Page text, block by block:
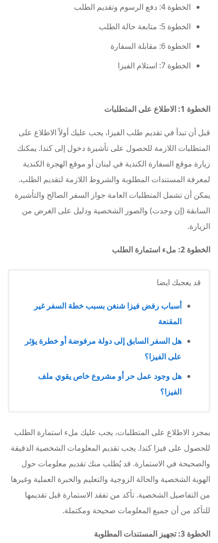
الخطوة 4: دفع الرسوم وتقديم الطلب
الخطوة 5: متابعة حالة الطلب
الخطوة 6: مقابلة السفارة
الخطوة 7: استلام الفيزا
الخطوة 1: الاطلاع على المتطلبات
قبل أن تبدأ في تقديم طلب الفيزا، يجب عليك أولاً الاطلاع على
المتطلبات اللازمة للحصول على تأشيرة دخول إلى كندا. يمكنك
زيارة موقع السفارة الكندية في لبنان أو موقع الهجرة الكندية
لمعرفة المستندات المطلوبة والشروط اللازمة لتقديم الطلب.
يمكن أن تشمل المتطلبات العامة جواز السفر الصالح والتأشيرة
السابقة (إن وجدت) والصور الشخصية ودليل على الغرض من
الزيارة.
الخطوة 2: ملء استمارة الطلب
قد يعجبك ايضا
أسباب رفض فيزا شنغن بسبب خطة السفر غير
المقنعة
هل السفر السابق إلى دولة مرفوضة أو خطرة يؤثر
على الفيزا؟
هل وجود عمل حر أو مشروع خاص يقوي ملف
الفيزا؟
بمجرد الاطلاع على المتطلبات، يجب عليك ملء استمارة الطلب
للحصول على فيزا كندا. يجب تقديم المعلومات الشخصية الدقيقة
والصحيحة في الاستمارة. قد يُطلب منك تقديم معلومات حول
الهوية الشخصية والحالة الزوجية والتعليم والخبرة العملية وغيرها
من التفاصيل الشخصية. تأكد من تفقد الاستمارة قبل تقديمها
للتأكد من أن جميع المعلومات صحيحة ومكتملة.
الخطوة 3: تجهيز المستندات المطلوبة